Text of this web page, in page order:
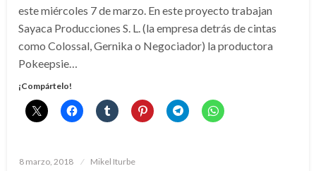
este miércoles 7 de marzo. En este proyecto trabajan
Sayaca Producciones S. L. (la empresa detrás de cintas
como Colossal, Gernika o Negociador) la productora
Pokeepsie…
¡Compártelo!
Publicado
8 marzo, 2018 Mikel Iturbe